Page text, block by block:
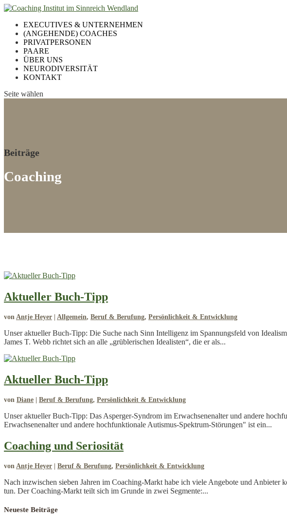
EXECUTIVES & UNTERNEHMEN
(ANGEHENDE) COACHES
PRIVATPERSONEN
PAARE
ÜBER UNS
NEURODIVERSITÄT
KONTAKT
Seite wählen
Beiträge
Coaching
Aktueller Buch-Tipp
von Antje Heyer Allgemein, Beruf & Berufung, Persönlichkeit & Entwicklung
Unser aktueller Buch-Tipp: Die Suche nach Sinn Intelligenz im Spannungsfeld von
James T. Webb richtet sich an alle „grüblerischen Idealisten“, die er als...
Aktueller Buch-Tipp
von Diane Beruf & Berufung, Persönlichkeit & Entwicklung
Unser aktueller Buch-Tipp: Das Asperger-Syndrom im Erwachsenenalter und andere
Erwachsenenalter und andere hochfunktionale Autismus-Spektrum-Störungen" ist ein...
Coaching und Seriosität
von Antje Heyer Beruf & Berufung, Persönlichkeit & Entwicklung
Nach inzwischen sieben Jahren im Coaching-Markt habe ich viele Angebote und Anbieter
tun. Der Coaching-Markt teilt sich im Grunde in zwei Segmente:...
Neueste Beiträge